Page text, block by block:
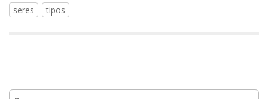
seres
tipos
v
Buscar: